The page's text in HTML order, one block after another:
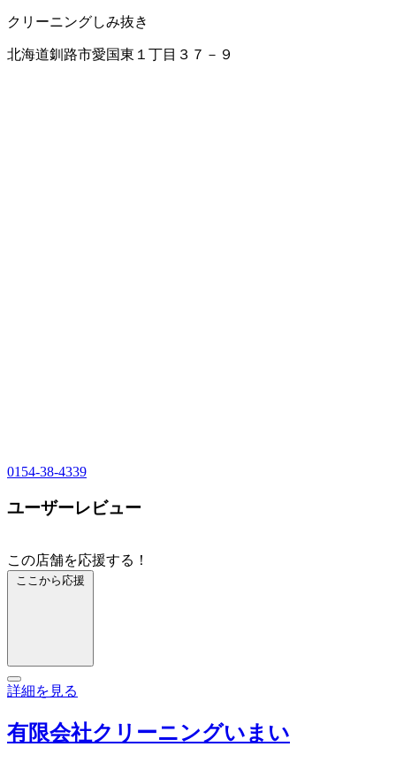
クリーニングしみ抜き
北海道釧路市愛国東１丁目３７－９
0154-38-4339
ユーザーレビュー
この店舗を応援する！
ここから応援
詳細を見る
有限会社クリーニングいまい